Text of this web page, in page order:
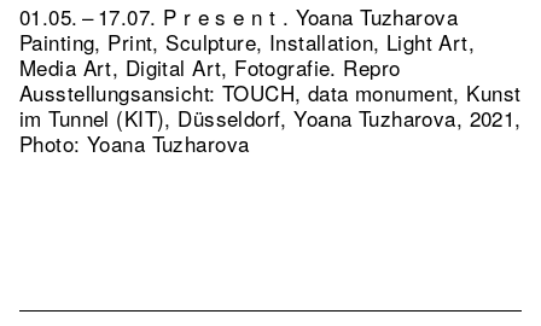
01.05. – 17.07. P r e s e n t . Yoana Tuzharova
Painting, Print, Sculpture, Installation, Light Art,
Media Art, Digital Art, Fotografie. Repro
Ausstellungsansicht: TOUCH, data monument, Kunst
im Tunnel (KIT), Düsseldorf, Yoana Tuzharova, 2021,
Photo: Yoana Tuzharova